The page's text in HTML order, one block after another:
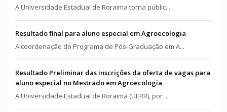
A Universidade Estadual de Roraima torna públic...
Resultado final para aluno especial em Agroecologia
A coordenação do Programa de Pós-Graduação em A...
Resultado Preliminar das inscrições da oferta de vagas para
aluno especial no Mestrado em Agroecologia
A Universidade Estadual de Roraima (UERR), por ...